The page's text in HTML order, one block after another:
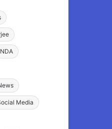
NDA
Media